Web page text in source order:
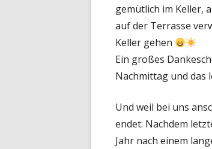
gemütlich im Keller,
auf der Terrasse
Keller gehen
Ein großes
Nachmittag und das
Und weil bei uns
endet: Nachdem
Jahr nach einem